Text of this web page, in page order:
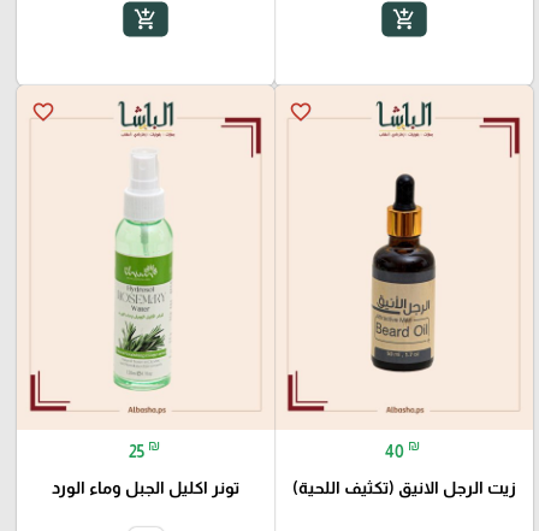
add_shopping_cart
add_shopping_cart
favorite_border
40 ₪
زيت الرجل الانيق (تكثيف اللحية)
favorite_border
25 ₪
تونر اكليل الجبل وماء الورد